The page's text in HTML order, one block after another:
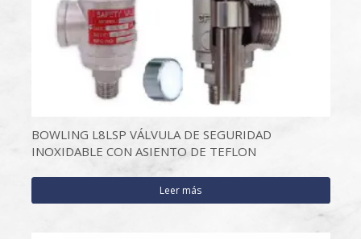
BOWLING L8LSP VÁLVULA DE SEGURIDAD
INOXIDABLE CON ASIENTO DE TEFLON
Leer más